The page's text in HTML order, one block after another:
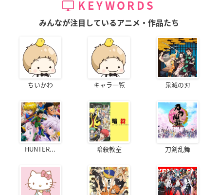
KEYWORDS
みんなが注目しているアニメ・作品たち
ちいかわ キャラ一覧 鬼滅の刃
HUNTER... 暗殺教室 刀剣乱舞